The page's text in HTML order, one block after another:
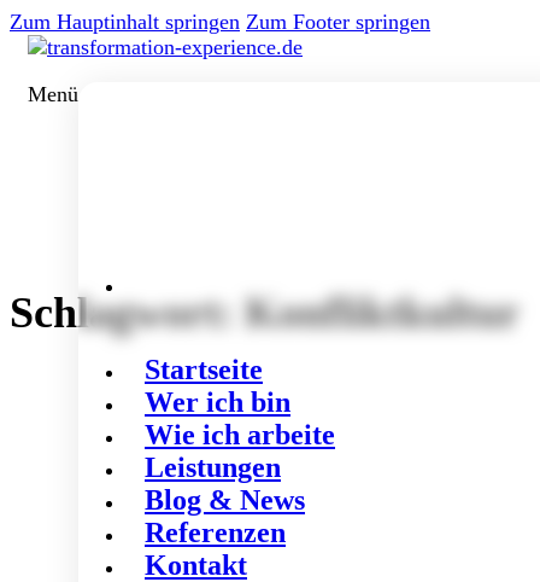
Zum Hauptinhalt springen Zum Footer springen
Menü
Startseite
Wer ich bin
Wie ich arbeite
Leistungen
Blog & News
Referenzen
Kontakt
Schlagwort: Konfliktkultur